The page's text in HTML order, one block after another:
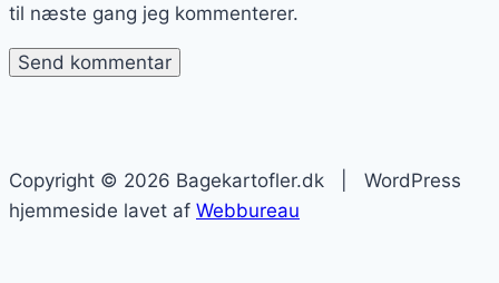
til næste gang jeg kommenterer.
Copyright © 2026 Bagekartofler.dk | WordPress
hjemmeside lavet af Webbureau